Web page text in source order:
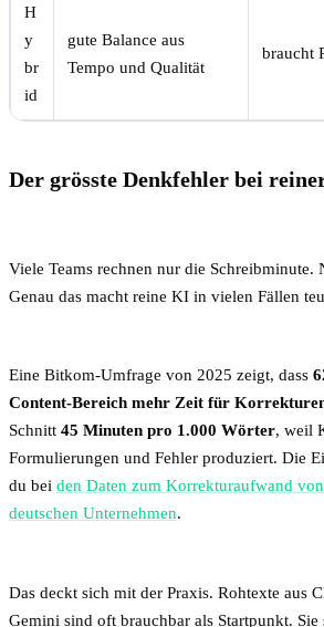
H
y
br
id
gute Balance aus
Tempo und Qualität
braucht
Der grösste Denkfehler bei
Viele Teams rechnen nur die Schreibminute.
Genau das macht reine KI in vielen Fällen
Eine Bitkom-Umfrage von 2025 zeigt, dass
Content-Bereich mehr Zeit für
Schnitt 45 Minuten pro 1.000 Wörter, weil
Formulierungen und Fehler produziert. Die
du bei den Daten zum Korrekturaufwand
deutschen Unternehmen.
Das deckt sich mit der Praxis. Rohtexte aus
Gemini sind oft brauchbar als Startpunkt. Sie